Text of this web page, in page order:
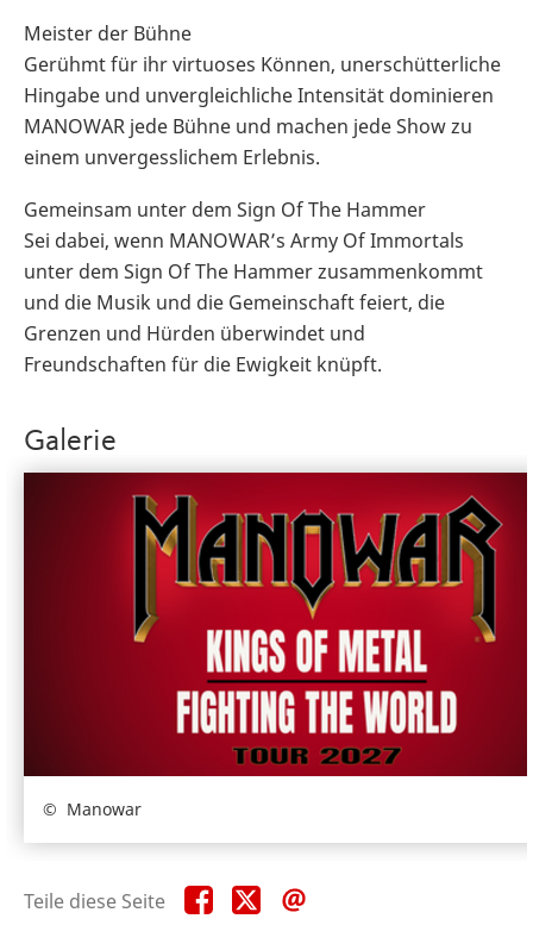
Meister der Bühne
Gerühmt für ihr virtuoses Können, unerschütterliche
Hingabe und unvergleichliche Intensität dominieren
MANOWAR jede Bühne und machen jede Show zu
einem unvergesslichem Erlebnis.
Gemeinsam unter dem Sign Of The Hammer
Sei dabei, wenn MANOWAR’s Army Of Immortals
unter dem Sign Of The Hammer zusammenkommt
und die Musik und die Gemeinschaft feiert, die
Grenzen und Hürden überwindet und
Freundschaften für die Ewigkeit knüpft.
Galerie
Manowar
Teile diese Seite Teile
diese
Teile
diese